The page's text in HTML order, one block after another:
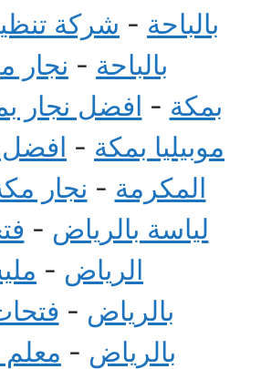
بالباحة - شركة
بالباحة - نجار
بمكة - افضل نجار
موبيليا بمكة - افضل
المكرمة - نجار
لياسة بالرياض -
الرياض -
بالرياض -
بالرياض - معلم